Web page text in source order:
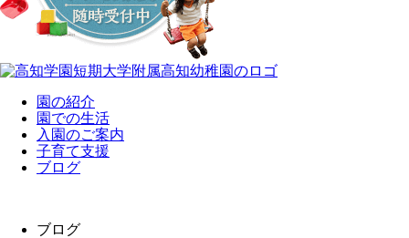
園の紹介
園での生活
入園のご案内
子育て支援
ブログ
ブログ